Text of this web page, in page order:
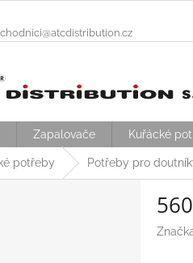
Zapalovače Kuřácké
potřeby Potřeby pro